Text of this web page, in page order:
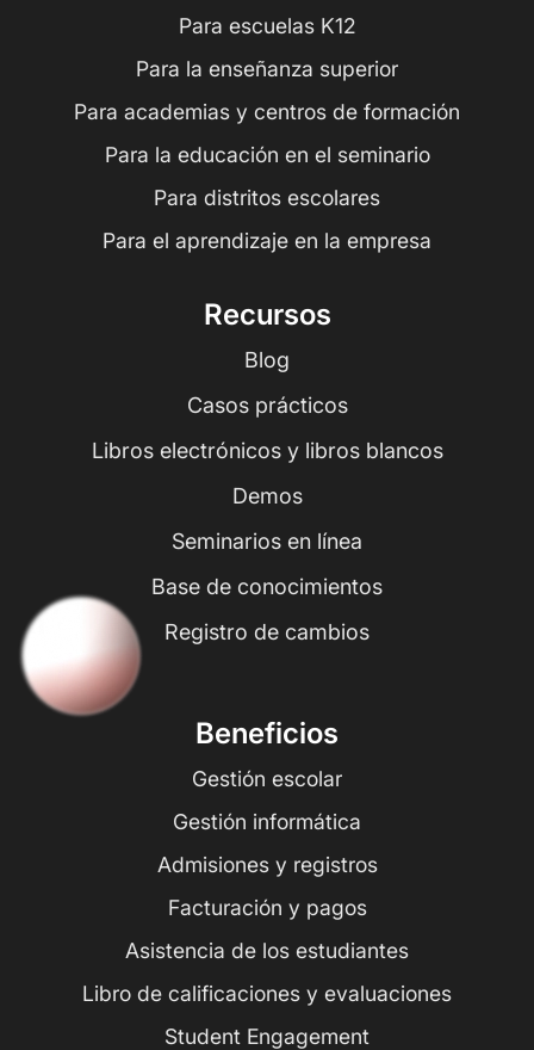
Para escuelas K12
Para la enseñanza superior
Para academias y centros de formación
Para la educación en el seminario
Para distritos escolares
Para el aprendizaje en la empresa
Recursos
Blog
Casos prácticos
Libros electrónicos y libros blancos
Demos
Seminarios en línea
Base de conocimientos
Registro de cambios
Beneficios
Gestión escolar
Gestión informática
Admisiones y registros
Facturación y pagos
Asistencia de los estudiantes
Libro de calificaciones y evaluaciones
Student Engagement